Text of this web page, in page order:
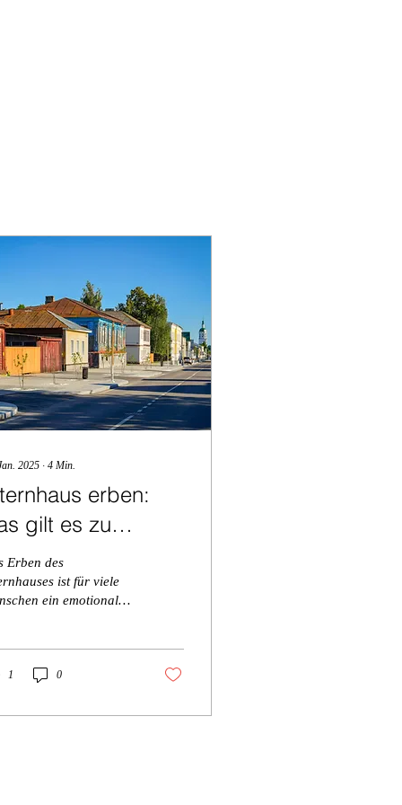
2025 ∙ 4 Min.
erben:
gilt es zu
Erben des
ist für viele
ein emotionaler
1 0